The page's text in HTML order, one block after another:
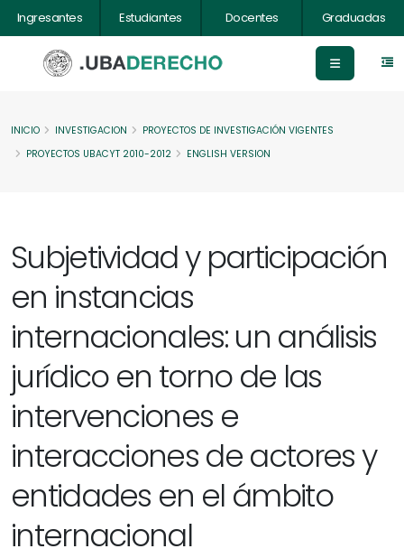
Ingresantes Estudiantes Docentes Graduadas
INICIO INVESTIGACION
PROYECTOS DE INVESTIGACIÓN VIGENTES
PROYECTOS UBACYT 2010-2012
ENGLISH VERSION
Subjetividad y participación
en instancias
internacionales: un análisis
jurídico en torno de las
intervenciones e
interacciones de actores y
entidades en el ámbito
internacional